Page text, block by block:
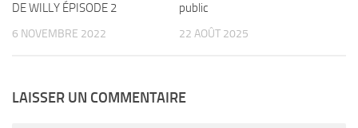
DE WILLY ÉPISODE 2
6 NOVEMBRE 2022
public
22 AOÛT 2025
LAISSER UN COMMENTAIRE